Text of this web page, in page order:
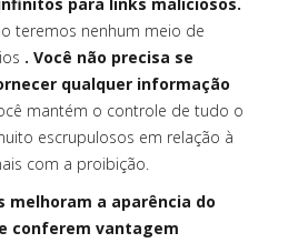
para links maliciosos.
teremos nenhum meio de
. Você não precisa se
qualquer informação
mantém o controle de tudo o
escrupulosos em relação à
com a proibição.
melhoram a aparência do
conferem vantagem